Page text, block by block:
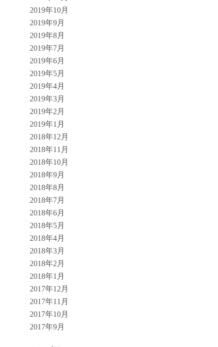
2019年10月
2019年9月
2019年8月
2019年7月
2019年6月
2019年5月
2019年4月
2019年3月
2019年2月
2019年1月
2018年12月
2018年11月
2018年10月
2018年9月
2018年8月
2018年7月
2018年6月
2018年5月
2018年4月
2018年3月
2018年2月
2018年1月
2017年12月
2017年11月
2017年10月
2017年9月